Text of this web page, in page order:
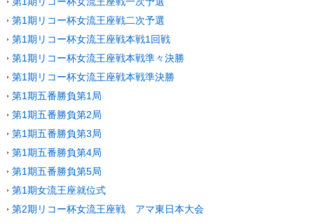
第1期リコー杯女流王座戦二次予選
第1期リコー杯女流王座戦本戦1回戦
第1期リコー杯女流王座戦本戦準々決勝
第1期リコー杯女流王座戦本戦準決勝
第1期五番勝負第1局
第1期五番勝負第2局
第1期五番勝負第3局
第1期五番勝負第4局
第1期五番勝負第5局
第1期女流王座就位式
第2期リコー杯女流王座戦 アマ東日本大会